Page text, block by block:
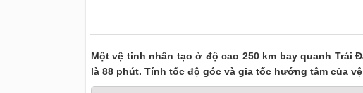
Một vệ tinh nhân tạo ở độ cao 250 km bay quanh Trái
là 88 phút. Tính tốc độ góc và gia tốc hướng tâm của